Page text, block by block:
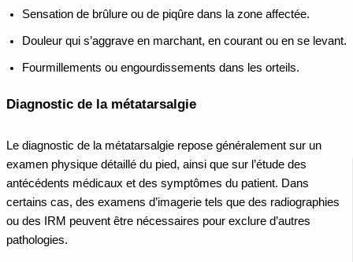
Sensation de brûlure ou de piqûre dans la zone affectée.
Douleur qui s’aggrave en marchant, en courant ou en se levant.
Fourmillements ou engourdissements dans les orteils.
Diagnostic de la métatarsalgie
Le diagnostic de la métatarsalgie repose généralement sur un
examen physique détaillé du pied, ainsi que sur l’étude des
antécédents médicaux et des symptômes du patient. Dans
certains cas, des examens d’imagerie tels que des radiographies
ou des IRM peuvent être nécessaires pour exclure d’autres
pathologies.